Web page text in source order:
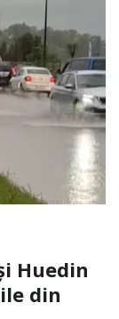
Huedin
din